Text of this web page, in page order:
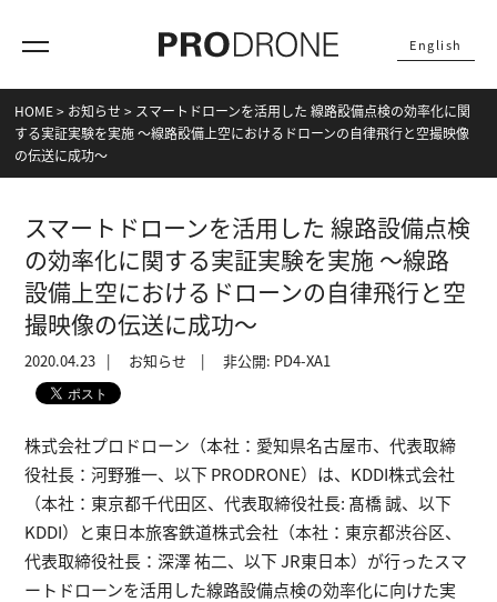
English
HOME> お知らせ > スマートドローンを活用した 線路設備点検の効率化に関
する実証実験を実施 ～線路設備上空におけるドローンの自律飛行と空撮映像
の伝送に成功～
スマートドローンを活用した 線路設備点検
の効率化に関する実証実験を実施 ～線路
設備上空におけるドローンの自律飛行と空
撮映像の伝送に成功～
2020.04.23 お知らせ 非公開: PD4-XA1
株式会社プロドローン（本社：愛知県名古屋市、代表取締
役社長：河野雅一、以下 PRODRONE）は、KDDI株式会社
（本社：東京都千代田区、代表取締役社長: 髙橋 誠、以下
KDDI）と東日本旅客鉄道株式会社（本社：東京都渋谷区、
代表取締役社長：深澤 祐二、以下 JR東日本）が行ったスマ
ートドローンを活用した線路設備点検の効率化に向けた実